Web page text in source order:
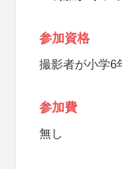
参加資格
撮影者が小学6
参加費
無し